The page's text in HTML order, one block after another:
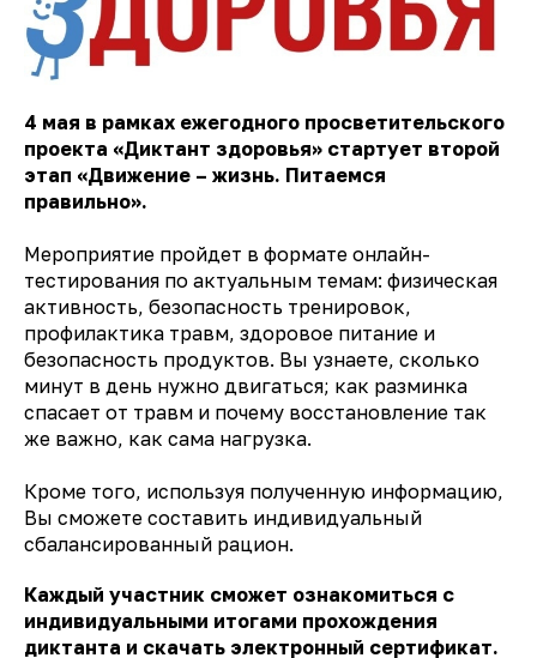
4 мая в рамках ежегодного просветительского
проекта «Диктант здоровья» стартует второй
этап «Движение – жизнь. Питаемся
правильно».
Мероприятие пройдет в формате онлайн-
тестирования по актуальным темам: физическая
активность, безопасность тренировок,
профилактика травм, здоровое питание и
безопасность продуктов. Вы узнаете, сколько
минут в день нужно двигаться; как разминка
спасает от травм и почему восстановление так
же важно, как сама нагрузка.
Кроме того, используя полученную информацию,
Вы сможете составить индивидуальный
сбалансированный рацион.
Каждый участник сможет ознакомиться с
индивидуальными итогами прохождения
диктанта и скачать электронный сертификат.